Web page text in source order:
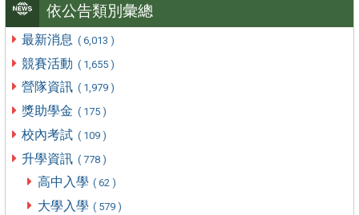
依公告類別彙總
最新消息 ( 6,013 )
競賽活動 ( 1,655 )
營隊資訊 ( 1,979 )
獎助學金 ( 175 )
校內考試 ( 109 )
升學資訊 ( 778 )
高中入學 ( 62 )
大學入學 ( 579 )